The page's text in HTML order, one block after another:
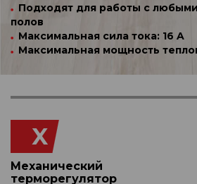
Подходят для работы с
полов
Максимальная сила тока: 16 A
Максимальная мощность
X
Механический
терморегулятор